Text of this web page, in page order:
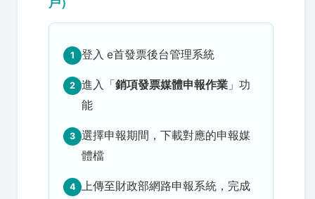
戶）
1 登入 e首發票後台管理系統
2 進入「銷項發票媒體申報作業 」功
能
3 選擇申報期間，下載對應的申報媒
體檔
4 上傳至財政部網路申報系統，完成